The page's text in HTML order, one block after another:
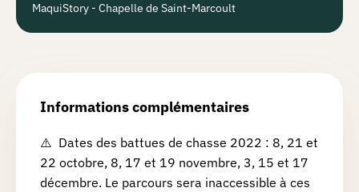
MaquiStory - Chapelle de Saint-Marcoult
Informations complémentaires
⚠️ Dates des battues de chasse 2022 : 8, 21 et
22 octobre, 8, 17 et 19 novembre, 3, 15 et 17
décembre. Le parcours sera inaccessible à ces